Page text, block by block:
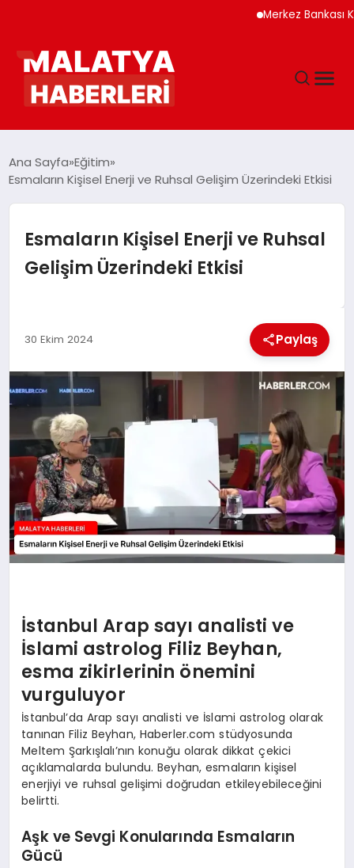
Merkez Bankası
DÜNYA
EKONOMI
MAGAZIN
SAĞLIK
SIYASET
SPOR
Ana Sayfa Eğitim
Esmaların Kişisel Enerji ve Ruhsal Gelişim Üzerindeki Etkisi
Esmaların Kişisel Enerji ve Ruhsal
Gelişim Üzerindeki Etkisi
30 Ekim 2024 Paylaş
İstanbul Arap sayı analisti ve
İslami astrolog Filiz Beyhan,
esma zikirlerinin önemini
vurguluyor
İstanbul’da Arap sayı analisti ve İslami astrolog olarak
tanınan Filiz Beyhan, Haberler.com stüdyosunda
Meltem Şarkışlalı’nın konuğu olarak dikkat çekici
açıklamalarda bulundu. Beyhan, esmaların kişisel
enerjiyi ve ruhsal gelişimi doğrudan etkileyebileceğini
belirtti.
Aşk ve Sevgi Konularında Esmaların
Gücü